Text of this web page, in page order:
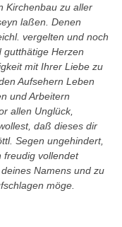
Kirchenbau zu aller
laßen. Denen
vergelten und noch
gutthätige Herzen
mit Ihrer Liebe zu
Aufsehern Leben
und Arbeitern
allen Unglück,
daß dieses dir
Segen ungehindert,
freudig vollendet
Namens und zu
möge.